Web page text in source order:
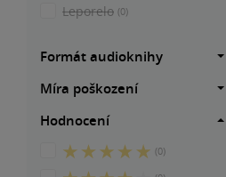
Leporelo (0)
Formát audioknihy
Míra poškození
Hodnocení
5
(0)